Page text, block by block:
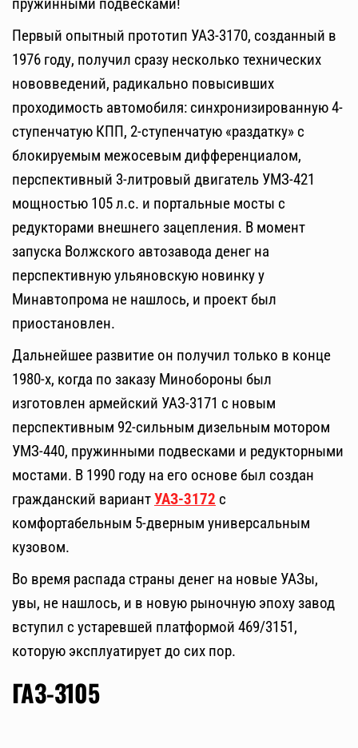
Первый опытный прототип УАЗ-3170, созданный в
1976 году, получил сразу несколько технических
нововведений, радикально повысивших
проходимость автомобиля: синхронизированную 4-
ступенчатую КПП, 2-ступенчатую «раздатку» с
блокируемым межосевым дифференциалом,
перспективный 3-литровый двигатель УМЗ-421
мощностью 105 л.с. и портальные мосты с
редукторами внешнего зацепления. В момент
запуска Волжского автозавода денег на
перспективную ульяновскую новинку у
Минавтопрома не нашлось, и проект был
приостановлен.
Дальнейшее развитие он получил только в конце
1980-х, когда по заказу Минобороны был
изготовлен армейский УАЗ-3171 с новым
перспективным 92-сильным дизельным мотором
УМЗ-440, пружинными подвесками и редукторными
мостами. В 1990 году на его основе был создан
гражданский вариантУАЗ-3172 с
комфортабельным 5-дверным универсальным
кузовом.
Во время распада страны денег на новые УАЗы,
увы, не нашлось, и в новую рыночную эпоху завод
вступил с устаревшей платформой 469/3151,
которую эксплуатирует до сих пор.
ГАЗ-3105